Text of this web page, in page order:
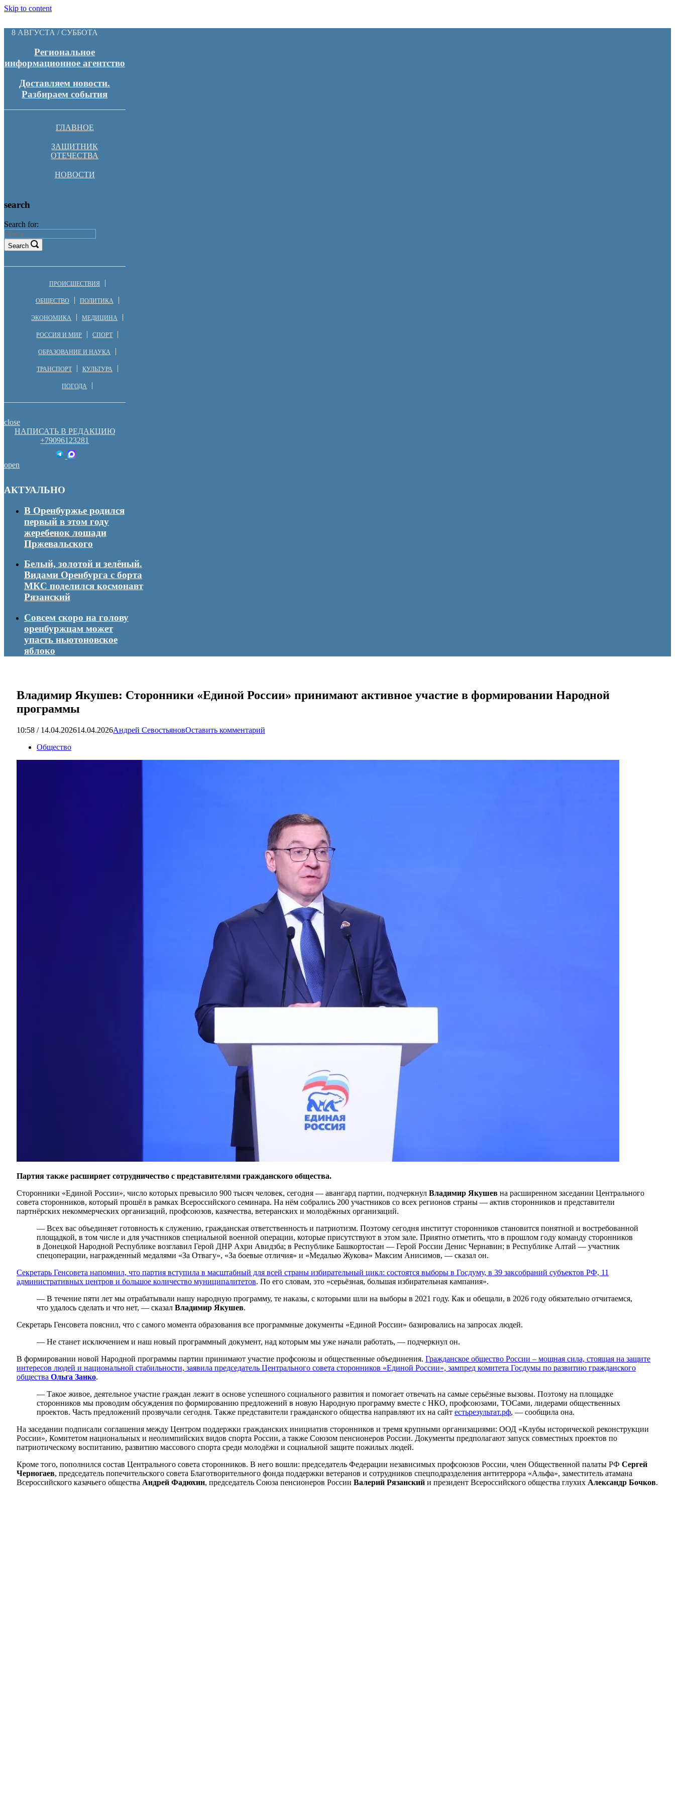
Skip to content
8 АВГУСТА / СУББОТА
Региональное
информационное агентство
Доставляем новости.
Разбираем события
ГЛАВНОЕ
ЗАЩИТНИК
ОТЕЧЕСТВА
НОВОСТИ
search
Search for:
Search
ПРОИСШЕСТВИЯ
ОБЩЕСТВО ПОЛИТИКА
ЭКОНОМИКА МЕДИЦИНА
РОССИЯ И МИР СПОРТ
ОБРАЗОВАНИЕ И НАУКА
ТРАНСПОРТ КУЛЬТУРА
ПОГОДА
close
НАПИСАТЬ В РЕДАКЦИЮ
+79096123281
open
АКТУАЛЬНО
В Оренбуржье родился
первый в этом году
жеребенок лошади
Пржевальского
Белый, золотой и зелёный.
Видами Оренбурга с борта
МКС поделился космонавт
Рязанский
Совсем скоро на голову
оренбуржцам может
упасть ньютоновское
яблоко
Владимир Якушев: Сторонники «Единой России» принимают активное участие в формировании Народной
программы
10:58 / 14.04.202614.04.2026Андрей СевостьяновОставить комментарий
Общество
Партия также расширяет сотрудничество с представителями гражданского общества.
Сторонники «Единой России», число которых превысило 900 тысяч человек, сегодня — авангард партии, подчеркнул Владимир Якушев на расширенном заседании Центрального
совета сторонников, который прошёл в рамках Всероссийского семинара. На нём собрались 200 участников со всех регионов страны — актив сторонников и представители
партнёрских некоммерческих организаций, профсоюзов, казачества, ветеранских и молодёжных организаций.
— Всех вас объединяет готовность к служению, гражданская ответственность и патриотизм. Поэтому сегодня институт сторонников становится понятной и востребованной
площадкой, в том числе и для участников специальной военной операции, которые присутствуют в этом зале. Приятно отметить, что в прошлом году команду сторонников
в Донецкой Народной Республике возглавил Герой ДНР Ахри Авидзба; в Республике Башкортостан — Герой России Денис Чернавин; в Республике Алтай — участник
спецоперации, награжденный медалями «За Отвагу», «За боевые отличия» и «Медалью Жукова» Максим Анисимов, — сказал он.
Секретарь Генсовета напомнил, что партия вступила в масштабный для всей страны избирательный цикл: состоятся выборы в Госдуму, в 39 заксобраний субъектов РФ, 11
административных центров и большое количество муниципалитетов. По его словам, это «серьёзная, большая избирательная кампания».
— В течение пяти лет мы отрабатывали нашу народную программу, те наказы, с которыми шли на выборы в 2021 году. Как и обещали, в 2026 году обязательно отчитаемся,
что удалось сделать и что нет, — сказал Владимир Якушев.
Секретарь Генсовета пояснил, что с самого момента образования все программные документы «Единой России» базировались на запросах людей.
— Не станет исключением и наш новый программный документ, над которым мы уже начали работать, — подчеркнул он.
В формировании новой Народной программы партии принимают участие профсоюзы и общественные объединения. Гражданское общество России – мощная сила, стоящая на защите
интересов людей и национальной стабильности, заявила председатель Центрального совета сторонников «Единой России», зампред комитета Госдумы по развитию гражданского
общества Ольга Занко.
— Такое живое, деятельное участие граждан лежит в основе успешного социального развития и помогает отвечать на самые серьёзные вызовы. Поэтому на площадке
сторонников мы проводим обсуждения по формированию предложений в новую Народную программу вместе с НКО, профсоюзами, ТОСами, лидерами общественных
проектов. Часть предложений прозвучали сегодня. Также представители гражданского общества направляют их на сайт естьрезультат.рф, — сообщила она.
На заседании подписали соглашения между Центром поддержки гражданских инициатив сторонников и тремя крупными организациями: ООД «Клубы исторической реконструкции
России», Комитетом национальных и неолимпийских видов спорта России, а также Союзом пенсионеров России. Документы предполагают запуск совместных проектов по
патриотическому воспитанию, развитию массового спорта среди молодёжи и социальной защите пожилых людей.
Кроме того, пополнился состав Центрального совета сторонников. В него вошли: председатель Федерации независимых профсоюзов России, член Общественной палаты РФ Сергей
Черногаев, председатель попечительского совета Благотворительного фонда поддержки ветеранов и сотрудников спецподразделения антитеррора «Альфа», заместитель атамана
Всероссийского казачьего общества Андрей Фадюхин, председатель Союза пенсионеров России Валерий Рязанский и президент Всероссийского общества глухих Александр Бочков.